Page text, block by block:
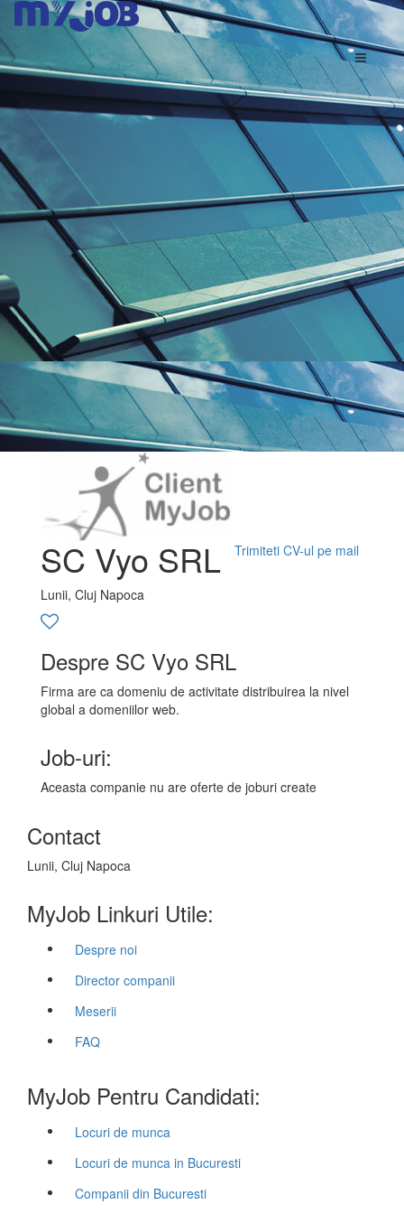
SC Vyo SRL
Lunii, Cluj Napoca
Trimiteti CV-ul pe mail
Despre SC Vyo SRL
Firma are ca domeniu de activitate distribuirea la nivel
global a domeniilor web.
Job-uri:
Aceasta companie nu are oferte de joburi create
Contact
Lunii, Cluj Napoca
MyJob Linkuri Utile:
Despre noi
Director companii
Meserii
FAQ
MyJob Pentru Candidati:
Locuri de munca
Locuri de munca in Bucuresti
Companii din Bucuresti